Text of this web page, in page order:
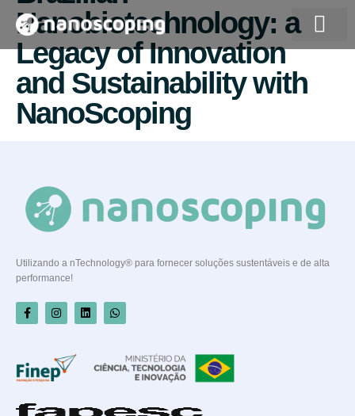
Nanobiotechnology: a
Legacy of Innovation
and Sustainability with
NanoScoping
Utilizando a nTechnology® para fornecer soluções sustentáveis e de alta
performance!